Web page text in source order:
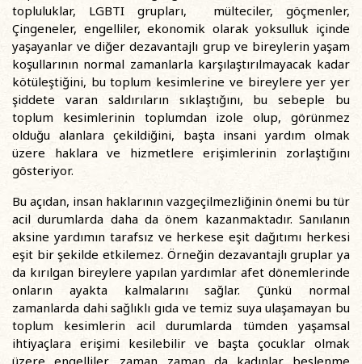
topluluklar, LGBTI grupları, mülteciler, göçmenler,
Çingeneler, engelliler, ekonomik olarak yoksulluk içinde
yaşayanlar ve diğer dezavantajlı grup ve bireylerin yaşam
koşullarının normal zamanlarla karşılaştırılmayacak kadar
kötüleştiğini, bu toplum kesimlerine ve bireylere yer yer
şiddete varan saldırıların sıklaştığını, bu sebeple bu
toplum kesimlerinin toplumdan izole olup, görünmez
olduğu alanlara çekildiğini, başta insani yardım olmak
üzere haklara ve hizmetlere erişimlerinin zorlaştığını
gösteriyor.
Bu açıdan, insan haklarının vazgeçilmezliğinin önemi bu tür
acil durumlarda daha da önem kazanmaktadır. Sanılanın
aksine yardımın tarafsız ve herkese eşit dağıtımı herkesi
eşit bir şekilde etkilemez. Örneğin dezavantajlı gruplar ya
da kırılgan bireylere yapılan yardımlar afet dönemlerinde
onların ayakta kalmalarını sağlar. Çünkü normal
zamanlarda dahi sağlıklı gıda ve temiz suya ulaşamayan bu
toplum kesimlerin acil durumlarda tümden yaşamsal
ihtiyaçlara erişimi kesilebilir ve başta çocuklar olmak